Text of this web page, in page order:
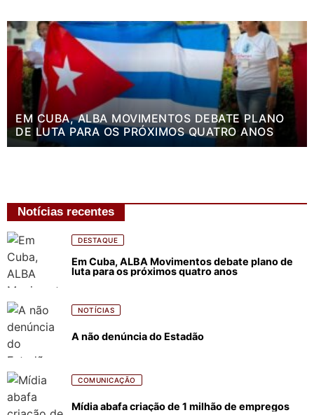
EM CUBA, ALBA MOVIMENTOS DEBATE PLANO
DE LUTA PARA OS PRÓXIMOS QUATRO ANOS
Notícias recentes
DESTAQUE
Em Cuba, ALBA Movimentos debate plano de
luta para os próximos quatro anos
NOTÍCIAS
A não denúncia do Estadão
COMUNICAÇÃO
Mídia abafa criação de 1 milhão de empregos